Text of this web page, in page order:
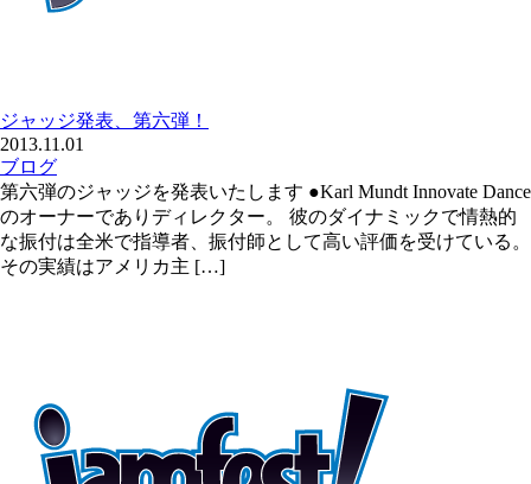
ジャッジ発表、第六弾！
2013.11.01
ブログ
第六弾のジャッジを発表いたします ●Karl Mundt Innovate Dance
のオーナーでありディレクター。 彼のダイナミックで情熱的
な振付は全米で指導者、振付師として高い評価を受けている。
その実績はアメリカ主 […]